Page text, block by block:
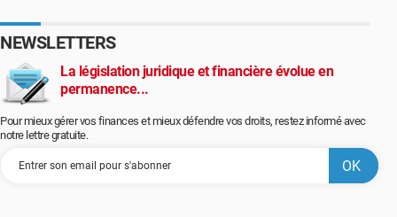
NEWSLETTERS
La législation juridique et financière évolue en
permanence...
Pour mieux gérer vos finances et mieux défendre vos droits, restez informé avec
notre lettre gratuite.